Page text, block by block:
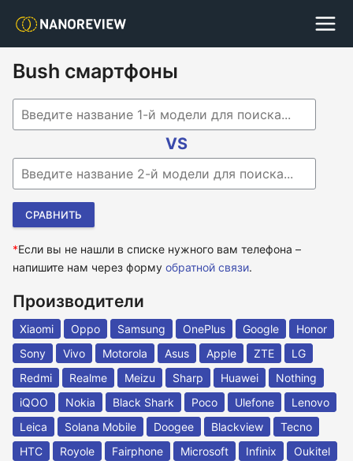
Bush смартфоны
VS
*Если вы не нашли в списке нужного вам телефона –
напишите нам через форму обратной связи.
Производители
Xiaomi Oppo Samsung OnePlus Google
Honor
Sony
Vivo Motorola Asus Apple ZTE
LG
Redmi
Realme Meizu Sharp Huawei
Nothing
iQOO
Nokia Black Shark Poco Ulefone
Lenovo
Leica
Solana Mobile Doogee Blackview
Tecno
HTC
Royole Fairphone Microsoft Infinix
Oukitel